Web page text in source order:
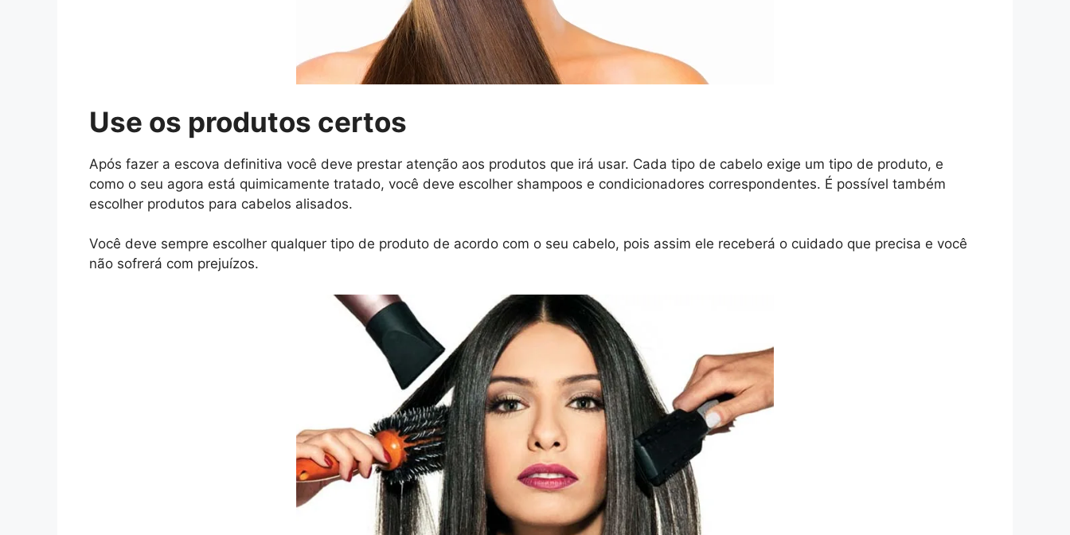
Use os produtos certos
Após fazer a escova definitiva você deve prestar atenção aos produtos que irá usar. Cada tipo de cabelo exige um tipo de produto, e
como o seu agora está quimicamente tratado, você deve escolher shampoos e condicionadores correspondentes. É possível também
escolher produtos para cabelos alisados.
Você deve sempre escolher qualquer tipo de produto de acordo com o seu cabelo, pois assim ele receberá o cuidado que precisa e você
não sofrerá com prejuízos.